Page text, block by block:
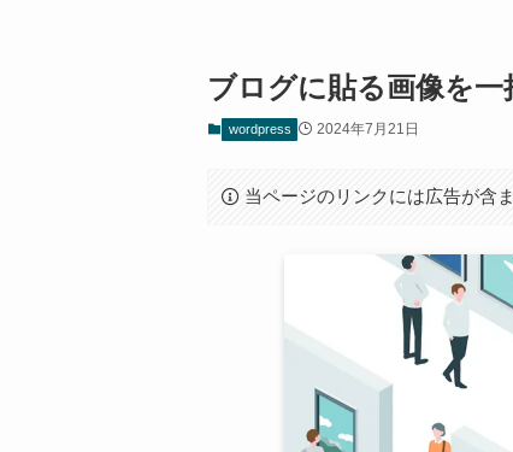
ブログに貼る画像を
wordpress 2024年7月21日
当ページのリンクには広告が含